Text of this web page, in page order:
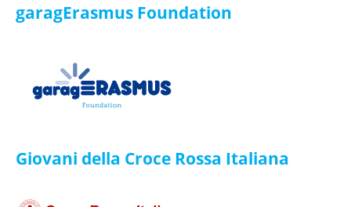
garagErasmus Foundation
Giovani della Croce Rossa Italiana